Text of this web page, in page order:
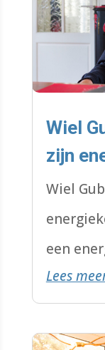
Wiel
zijn
Wiel
een
Lees